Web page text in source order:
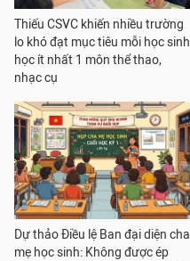
Thiếu CSVC khiến nhiều trường
lo khó đạt mục tiêu mỗi học sinh
học ít nhất 1 môn thể thao,
nhạc cụ
Dự thảo Điều lệ Ban đại diện cha
mẹ học sinh: Không được ép